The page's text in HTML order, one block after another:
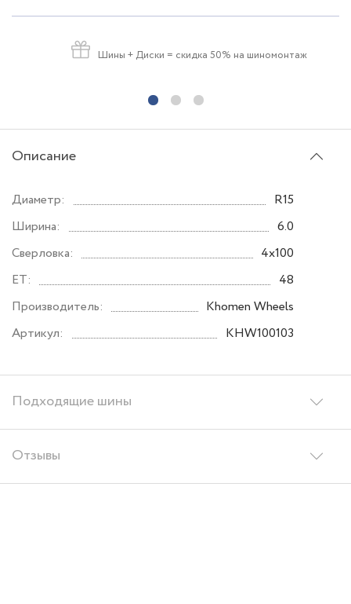
Шины + Диски = скидка 50% на шиномонтаж
Описание
Подходящие шины
Отзывы
Диаметр:
R15
Ширина:
6.0
Сверловка:
4x100
ET:
48
Производитель:
Khomen Wheels
Артикул:
KHW100103